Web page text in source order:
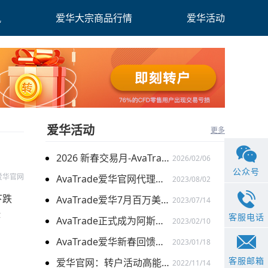
爱华大宗商品行情 爱华活动
官网
跌
爱华活动 更多
2026 新春交易月-AvaTrade爱华与您共启财富旅程 2026/02/06
AvaTrade爱华官网代理激励计划再升级：百万奖金限时加赠 2023/08/02
AvaTrade爱华7月百万美金代理扶持计划 火爆开启 2023/07/14
AvaTrade正式成为阿斯顿马丁F1车队官方合作伙伴 2023/02/10
AvaTrade爱华新春回馈季，多重礼遇迎兔年开门红 2023/01/18
爱华官网：转户活动高能开启 与新客限时搭配 2022/11/14
公众号
客服电话
客服邮箱